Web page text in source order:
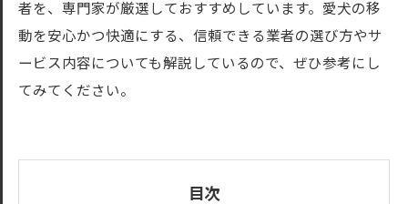
者を、専門家が厳選しておすすめしています。愛犬の移
動を安心かつ快適にする、信頼できる業者の選び方やサ
ービス内容についても解説しているので、ぜひ参考にし
てみてください。
目次